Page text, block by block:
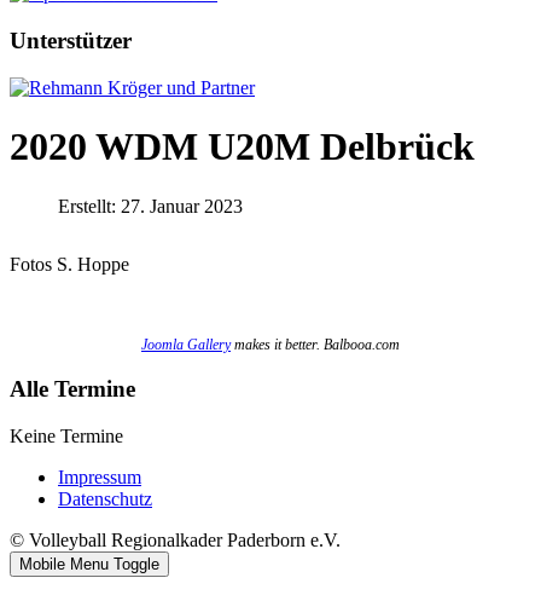
Unterstützer
2020 WDM U20M Delbrück
Erstellt: 27. Januar 2023
Fotos S. Hoppe
Joomla Gallerymakes it better. Balbooa.com
Alle Termine
Keine Termine
Impressum
Datenschutz
© Volleyball Regionalkader Paderborn e.V.
Mobile Menu Toggle